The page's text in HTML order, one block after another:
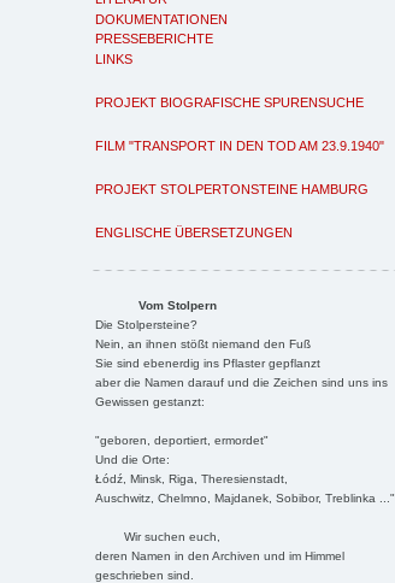
DOKUMENTATIONEN
PRESSEBERICHTE
LINKS
PROJEKT BIOGRAFISCHE SPURENSUCHE
FILM "TRANSPORT IN DEN TOD AM 23.9.1940"
PROJEKT STOLPERTONSTEINE HAMBURG
ENGLISCHE ÜBERSETZUNGEN
Vom Stolpern
Die Stolpersteine?
Nein, an ihnen stößt niemand den Fuß
Sie sind ebenerdig ins Pflaster gepflanzt
aber die Namen darauf und die Zeichen sind uns ins
Gewissen gestanzt:
"geboren, deportiert, ermordet"
Und die Orte:
Łódź, Minsk, Riga, Theresienstadt,
Auschwitz, Chelmno, Majdanek, Sobibor, Treblinka ..."
Wir suchen euch,
deren Namen in den Archiven und im Himmel
geschrieben sind.